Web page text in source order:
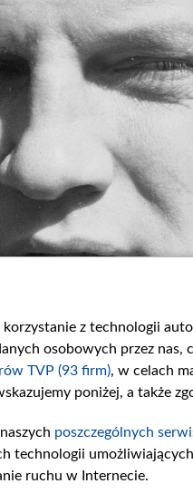
zgłoś się”, fot. PAP/Witold
z technologii
osobowych przez nas,
TVP (93 firm), w celach
poniżej, a także
poszczególnych
ruchu w Internecie.